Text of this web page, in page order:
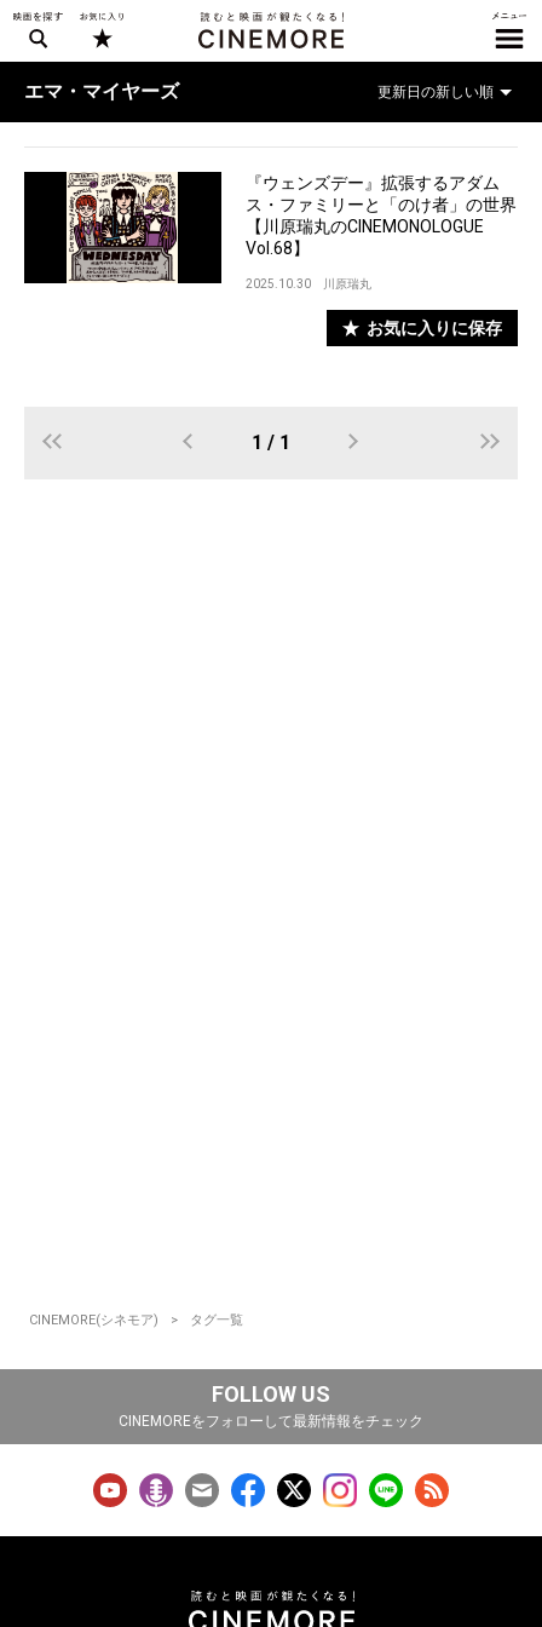
エマ・マイヤーズ
『ウェンズデー』拡張するアダム
ス・ファミリーと「のけ者」の世界
【川原瑞丸のCINEMONOLOGUE
Vol.68】
2025.10.30 川原瑞丸
お気に入りに保存
1 / 1
CINEMORE(シネモア) タグ一覧
FOLLOW US
CINEMOREをフォローして最新情報をチェック